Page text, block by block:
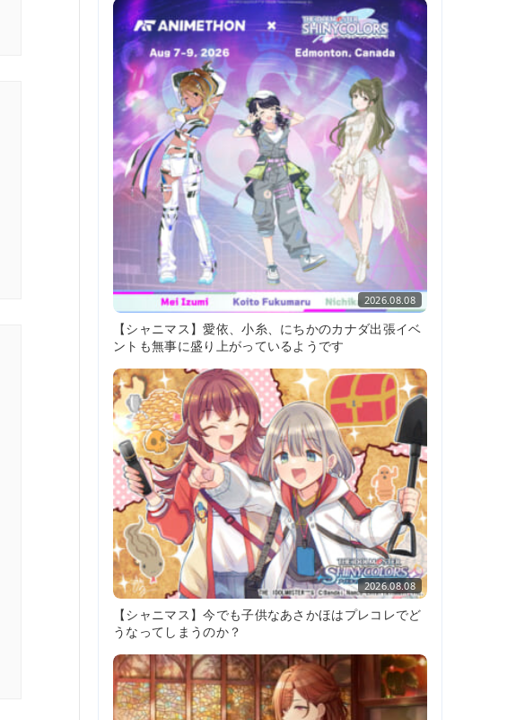
2026.08.08
【シャニマス】愛依、小糸、にちかのカナダ出張イベ
ントも無事に盛り上がっているようです
2026.08.08
【シャニマス】今でも子供なあさかほはプレコレでど
うなってしまうのか？